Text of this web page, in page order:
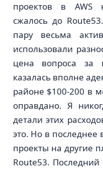
проектов в AWS
сжалось до
пару весьма
использовали
цена вопроса за
казалась вполне
районе $100-200 в
оправдано. Я
детали этих
это. Но в последнее
проекты на другие
Route53.